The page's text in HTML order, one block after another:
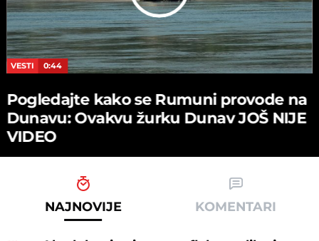
VESTI 0:44
Pogledajte kako se Rumuni provode na
Dunavu: Ovakvu žurku Dunav JOŠ NIJE
VIDEO
NAJNOVIJE KOMENTARI